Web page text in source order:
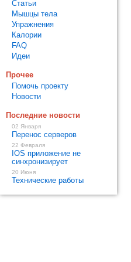
Статьи
Мышцы тела
Упражнения
Калории
FAQ
Идеи
Прочее
Помочь проекту
Новости
Последние новости
02 Января
Перенос серверов
22 Февраля
IOS приложение не
синхронизирует
20 Июня
Технические работы